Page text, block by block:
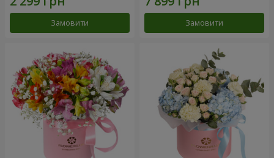
Замовити Замовити